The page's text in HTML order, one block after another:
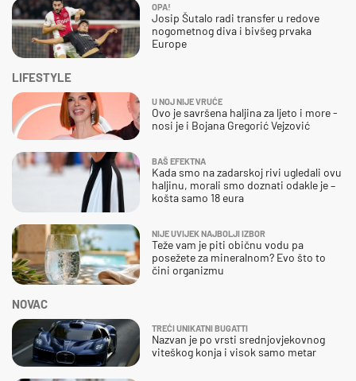
OPA!
Josip Šutalo radi transfer u redove
nogometnog diva i bivšeg prvaka
Europe
NOVAC
TREĆI UNIKATNI BUGATTI
Nazvan je po vrsti srednjovjekovnog
viteškog konja i visok samo metar
LIFESTYLE
U NOJ NIJE VRUĆE
Ovo je savršena haljina za ljeto i more -
nosi je i Bojana Gregorić Vejzović
BAŠ EFEKTNA
Kada smo na zadarskoj rivi ugledali ovu
haljinu, morali smo doznati odakle je –
košta samo 18 eura
NIJE UVIJEK NAJBOLJI IZBOR
Teže vam je piti običnu vodu pa
posežete za mineralnom? Evo što to
čini organizmu